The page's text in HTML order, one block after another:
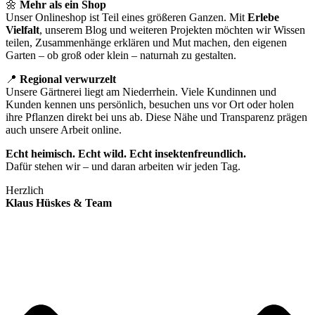
🌼 Mehr als ein Shop
Unser Onlineshop ist Teil eines größeren Ganzen. Mit Erlebe
Vielfalt, unserem Blog und weiteren Projekten möchten wir Wissen
teilen, Zusammenhänge erklären und Mut machen, den eigenen
Garten – ob groß oder klein – naturnah zu gestalten.
📍 Regional verwurzelt
Unsere Gärtnerei liegt am Niederrhein. Viele Kundinnen und
Kunden kennen uns persönlich, besuchen uns vor Ort oder holen
ihre Pflanzen direkt bei uns ab. Diese Nähe und Transparenz prägen
auch unsere Arbeit online.
Echt heimisch. Echt wild. Echt insektenfreundlich.
Dafür stehen wir – und daran arbeiten wir jeden Tag.
Herzlich
Klaus Hüskes & Team